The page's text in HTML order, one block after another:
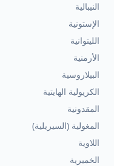
النيبالية
الإستونية
الليتوانية
الأرمنية
البيلاروسية
الكريولية الهايتية
المقدونية
المغولية (السيريلية)
اللاوية
الخميرية